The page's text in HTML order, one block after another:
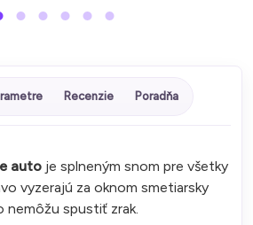
Recenzie Poradňa
auto je splneným snom pre všetky
vyzerajú za oknom smetiarsky
nemôžu spustiť zrak.